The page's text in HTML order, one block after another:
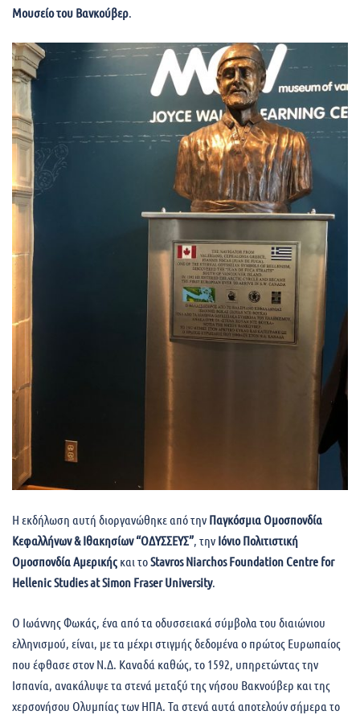
Μουσείο του Βανκούβερ.
Η εκδήλωση αυτή διοργανώθηκε από την Παγκόσμια Ομοσπονδία
Κεφαλλήνων & Ιθακησίων “ΟΔΥΣΣΕΥΣ”, την Ιόνιο Πολιτιστική
Ομοσπονδία Αμερικής και τοStavros Niarchos Foundation Centre for
Hellenic Studies at Simon Fraser University.
Ο Ιωάννης Φωκάς, ένα από τα οδυσσειακά σύμβολα του διαιώνιου
ελληνισμού, είναι, με τα μέχρι στιγμής δεδομένα ο πρώτος Ευρωπαίος
που έφθασε στον Ν.Δ. Καναδά καθώς, το 1592, υπηρετώντας την
Ισπανία, ανακάλυψε τα στενά μεταξύ της νήσου Βακνούβερ και της
χερσονήσου Ολυμπίας των ΗΠΑ. Τα στενά αυτά αποτελούν σήμερα το